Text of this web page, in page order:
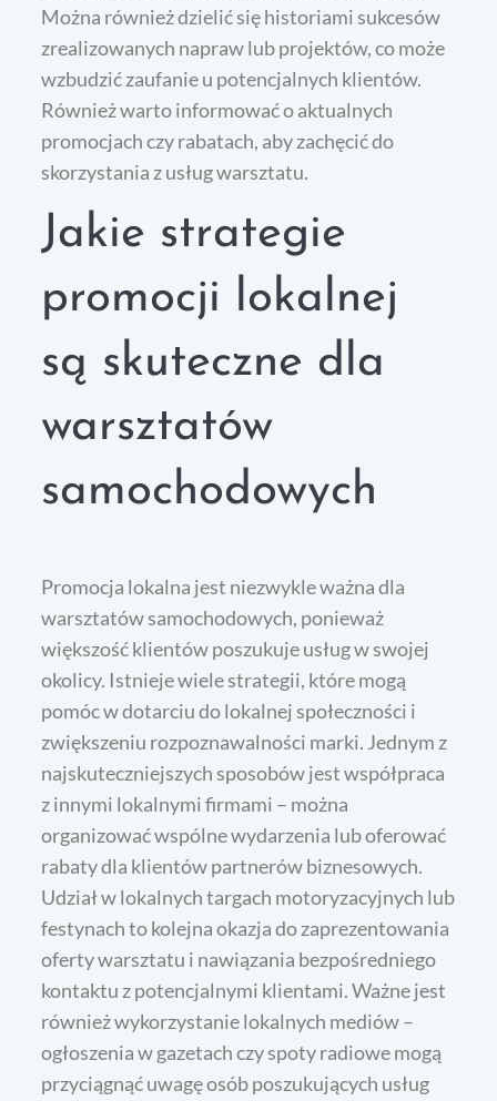
Można również dzielić się historiami sukcesów
zrealizowanych napraw lub projektów, co może
wzbudzić zaufanie u potencjalnych klientów.
Również warto informować o aktualnych
promocjach czy rabatach, aby zachęcić do
skorzystania z usług warsztatu.
Jakie strategie
promocji lokalnej
są skuteczne dla
warsztatów
samochodowych
Promocja lokalna jest niezwykle ważna dla
warsztatów samochodowych, ponieważ
większość klientów poszukuje usług w swojej
okolicy. Istnieje wiele strategii, które mogą
pomóc w dotarciu do lokalnej społeczności i
zwiększeniu rozpoznawalności marki. Jednym z
najskuteczniejszych sposobów jest współpraca
z innymi lokalnymi firmami – można
organizować wspólne wydarzenia lub oferować
rabaty dla klientów partnerów biznesowych.
Udział w lokalnych targach motoryzacyjnych lub
festynach to kolejna okazja do zaprezentowania
oferty warsztatu i nawiązania bezpośredniego
kontaktu z potencjalnymi klientami. Ważne jest
również wykorzystanie lokalnych mediów –
ogłoszenia w gazetach czy spoty radiowe mogą
przyciągnąć uwagę osób poszukujących usług